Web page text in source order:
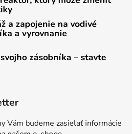
a zapojenie na vodivé
a vyrovnanie
zásobníka – stavte
Vám budeme zasielať informácie